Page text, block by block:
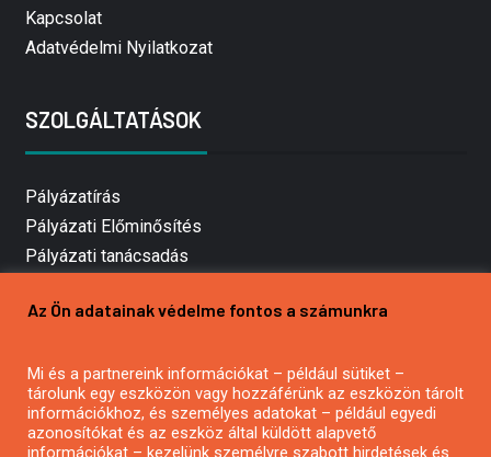
Kapcsolat
Adatvédelmi Nyilatkozat
SZOLGÁLTATÁSOK
Pályázatírás
Pályázati Előminősítés
Pályázati tanácsadás
Mezőgazdasági pályázatírás
Pályázatírás civil szervezeteknek
Pályázatírás önkormányzatoknak
Pályázatfigyelés
Az Ön adatainak védelme fontos a számunkra
Mi és a partnereink információkat – például sütiket –
tárolunk egy eszközön vagy hozzáférünk az eszközön tárolt
információkhoz, és személyes adatokat – például egyedi
azonosítókat és az eszköz által küldött alapvető
információkat – kezelünk személyre szabott hirdetések és